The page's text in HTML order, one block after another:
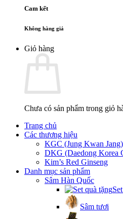
Cam kết
Không hàng giả
Giỏ hàng
Chưa có sản phẩm trong giỏ
Trang chủ
Các thương hiệu
KGC (Jung Kwan Jang)
DKG (Daedong Korea
Kim’s Red Ginseng
Danh mục sản phẩm
Sâm Hàn Quốc
Sâm tươi